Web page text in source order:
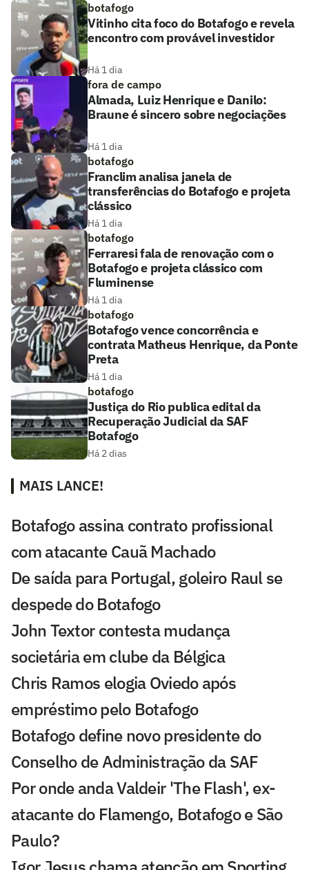
botafogo
Vitinho cita foco do Botafogo e revela
encontro com provável investidor
Há 1 dia
fora de campo
Almada, Luiz Henrique e Danilo:
Braune é sincero sobre negociações
Há 1 dia
botafogo
Franclim analisa janela de
transferências do Botafogo e projeta
clássico
Há 1 dia
botafogo
Ferraresi fala de renovação com o
Botafogo e projeta clássico com
Fluminense
Há 1 dia
botafogo
Botafogo vence concorrência e
contrata Matheus Henrique, da Ponte
Preta
Há 1 dia
botafogo
Justiça do Rio publica edital da
Recuperação Judicial da SAF
Botafogo
Há 2 dias
MAIS LANCE!
Botafogo assina contrato profissional
com atacante Cauã Machado
De saída para Portugal, goleiro Raul se
despede do Botafogo
John Textor contesta mudança
societária em clube da Bélgica
Chris Ramos elogia Oviedo após
empréstimo pelo Botafogo
Botafogo define novo presidente do
Conselho de Administração da SAF
Por onde anda Valdeir 'The Flash', ex-
atacante do Flamengo, Botafogo e São
Paulo?